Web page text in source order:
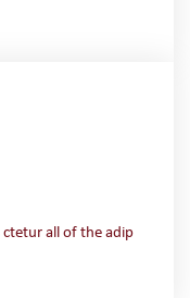
all of the adip